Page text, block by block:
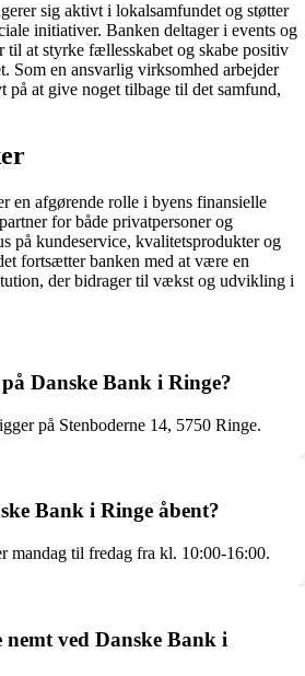
sig aktivt i lokalsamfundet og støtter
initiativer. Banken deltager i events og
til at styrke fællesskabet og skabe positiv
Som en ansvarlig virksomhed arbejder
at give noget tilbage til det samfund,
en afgørende rolle i byens finansielle
for både privatpersoner og
på kundeservice, kvalitetsprodukter og
fortsætter banken med at være en
der bidrager til vækst og udvikling i
Danske Bank i Ringe?
på Stenboderne 14, 5750 Ringe.
Bank i Ringe åbent?
mandag til fredag fra kl. 10:00-16:00.
ved Danske Bank i